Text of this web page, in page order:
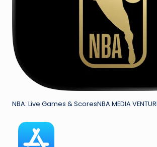
NBA: Live Games & ScoresNBA MEDIA